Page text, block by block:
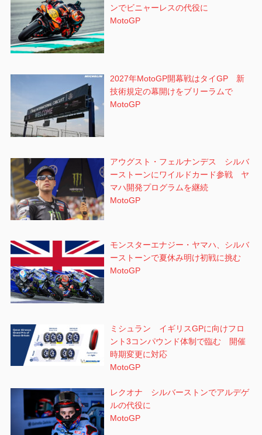
ンでビニャーレスの代役に
MotoGP
2027年MotoGP開幕戦はタイGP 新
技術規定の幕開けをブリーラムで
MotoGP
アウグスト・フェルナンデス シルバ
ーストーンにワイルドカード参戦 ヤ
マハ開発プログラムを継続
MotoGP
モンスターエナジー・ヤマハ、シルバ
ーストーンで夏休み明け初戦に挑む
MotoGP
ミシュラン イギリスGPに向けフロ
ント3コンパウンド体制で臨む 開催
時期変更に対応
MotoGP
レクオナ シルバーストンでアルデゲ
ルの代役に
MotoGP